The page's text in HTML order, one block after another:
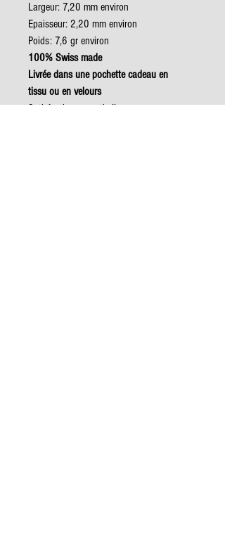
Largeur: 7,20 mm environ
Epaisseur: 2,20 mm environ
Poids: 7,6 gr environ
100% Swiss made
Livrée dans une pochette cadeau en
tissu ou en velours
Satisfaction garantie !!